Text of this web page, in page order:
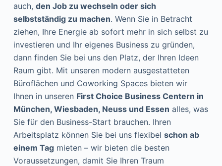
auch, den Job zu wechseln oder sich
selbstständig zu machen. Wenn Sie in Betracht
ziehen, Ihre Energie ab sofort mehr in sich selbst zu
investieren und Ihr eigenes Business zu gründen,
dann finden Sie bei uns den Platz, der Ihren Ideen
Raum gibt. Mit unseren modern ausgestatteten
Büroflächen und Coworking Spaces bieten wir
Ihnen in unseren First Choice Business Centern in
München, Wiesbaden, Neuss und Essen alles, was
Sie für den Business-Start brauchen. Ihren
Arbeitsplatz können Sie bei uns flexibel schon ab
einem Tagmieten – wir bieten die besten
Voraussetzungen, damit Sie Ihren Traum